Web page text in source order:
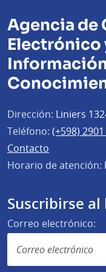
Agencia de
Electrónico
Dirección: Liniers
Teléfono: (+598)
Contacto
Horario de atención:
Suscribirse
Correo electrónico: